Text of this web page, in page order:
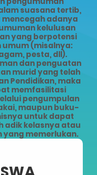
suasana tertib,
adanya
kelulusan
yang berpotensi
(misalnya:
pesta, dll).
dan penguatan
murid yang telah
Pendidikan, maka
memfasilitasi
pengumpulan
maupun buku-
untuk dapat
adik kelasnya atau
yang memerlukan.